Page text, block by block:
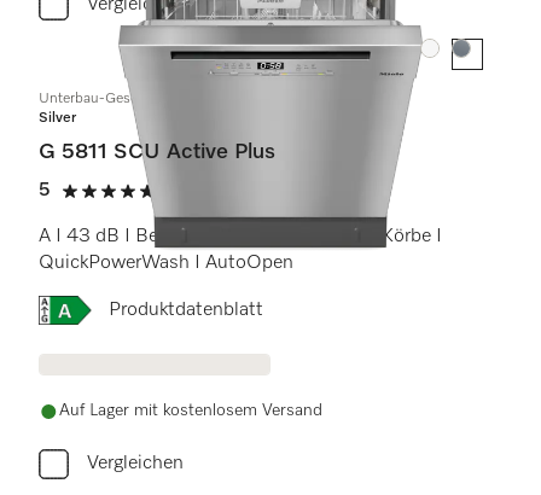
Vergleichen
Farbe:Farbe:
Unterbau-Geschirrspüler
Silver
G 5811 SCU Active Plus
5
5 Sterne von 5
A I 43 dB I Besteckschublade I Comfort Körbe I
QuickPowerWash I AutoOpen
Onlinelabel Image, Energielabel
Produktdatenblatt
Auf Lager mit kostenlosem Versand
Vergleichen